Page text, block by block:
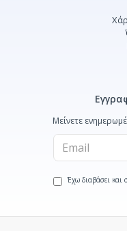
Μείνετε
Έχω διαβάσει και